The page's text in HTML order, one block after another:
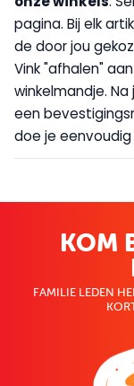
pagina. Bij elk
de door jou
Vink "afhalen"
winkelmandje.
een
doe je eenvoudig
KOM
FAMILIE LEDEN